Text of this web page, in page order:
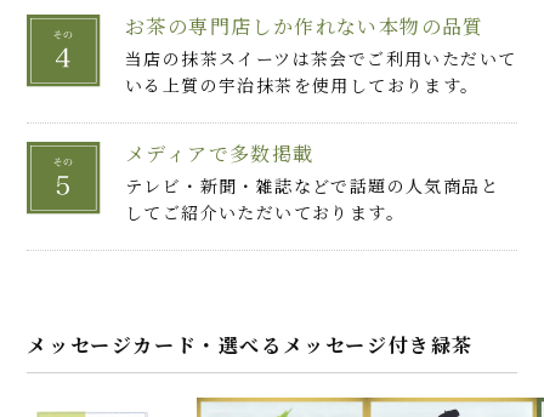
お茶の専門店しか作れない本物の品質
当店の抹茶スイーツは茶会でご利用いただいて
いる上質の宇治抹茶を使用しております。
メディアで多数掲載
テレビ・新聞・雑誌などで話題の人気商品と
してご紹介いただいております。
メッセージカード・選べるメッセージ付き緑茶